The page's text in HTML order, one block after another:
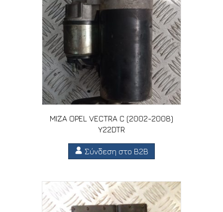
ΜΙΖΑ OPEL VECTRA C (2002-2008)
Y22DTR
Σύνδεση στο B2B